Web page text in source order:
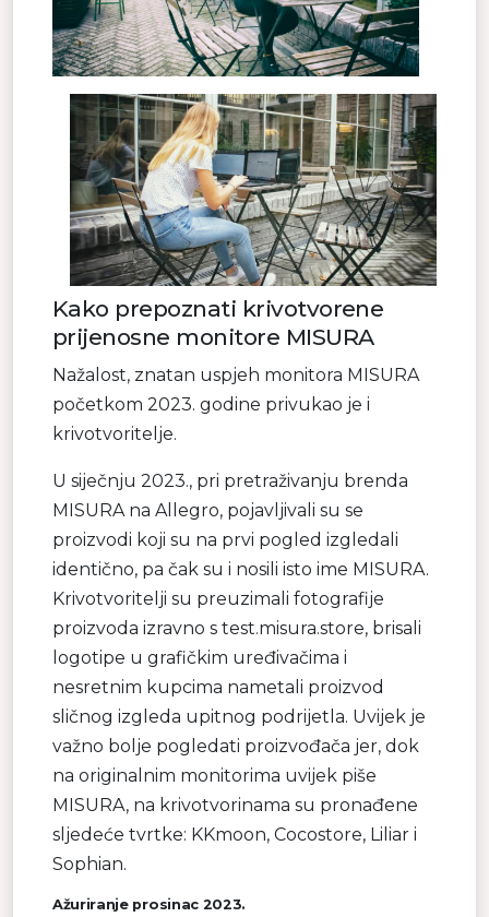
Kako prepoznati krivotvorene
prijenosne monitore MISURA
Nažalost, znatan uspjeh monitora MISURA
početkom 2023. godine privukao je i
krivotvoritelje.
U siječnju 2023., pri pretraživanju brenda
MISURA na Allegro, pojavljivali su se
proizvodi koji su na prvi pogled izgledali
identično, pa čak su i nosili isto ime MISURA.
Krivotvoritelji su preuzimali fotografije
proizvoda izravno s test.misura.store, brisali
logotipe u grafičkim uređivačima i
nesretnim kupcima nametali proizvod
sličnog izgleda upitnog podrijetla. Uvijek je
važno bolje pogledati proizvođača jer, dok
na originalnim monitorima uvijek piše
MISURA, na krivotvorinama su pronađene
sljedeće tvrtke: KKmoon, Cocostore, Liliar i
Sophian.
Ažuriranje prosinac 2023.